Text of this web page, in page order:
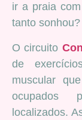
ir a praia
tanto sonhou?
O circuito
de
muscular
ocupados
localizados.